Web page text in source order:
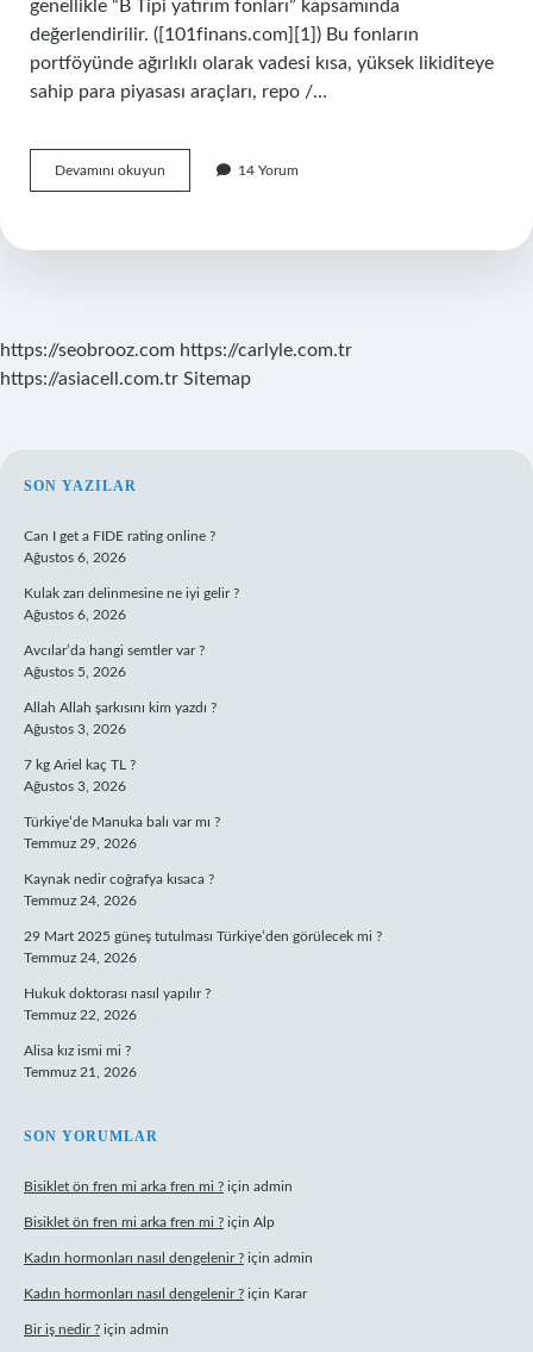
genellikle “B Tipi yatırım fonları” kapsamında
değerlendirilir. ([101finans.com][1]) Bu fonların
portföyünde ağırlıklı olarak vadesi kısa, yüksek likiditeye
sahip para piyasası araçları, repo /…
Devamını okuyun
Emeklilik
nedir
14 Yorum
https://seobrooz.com https://carlyle.com.tr
https://asiacell.com.tr Sitemap
SIDEBAR
SON YAZILAR
Can I get a FIDE rating online ?
Ağustos 6, 2026
Kulak zarı delinmesine ne iyi gelir ?
Ağustos 6, 2026
Avcılar’da hangi semtler var ?
Ağustos 5, 2026
Allah Allah şarkısını kim yazdı ?
Ağustos 3, 2026
7 kg Ariel kaç TL ?
Ağustos 3, 2026
Türkiye’de Manuka balı var mı ?
Temmuz 29, 2026
Kaynak nedir coğrafya kısaca ?
Temmuz 24, 2026
29 Mart 2025 güneş tutulması Türkiye’den görülecek mi ?
Temmuz 24, 2026
Hukuk doktorası nasıl yapılır ?
Temmuz 22, 2026
Alisa kız ismi mi ?
Temmuz 21, 2026
SON YORUMLAR
Bisiklet ön fren mi arka fren mi ? için admin
Bisiklet ön fren mi arka fren mi ? için Alp
Kadın hormonları nasıl dengelenir ? için admin
Kadın hormonları nasıl dengelenir ? için Karar
Bir iş nedir ? için admin